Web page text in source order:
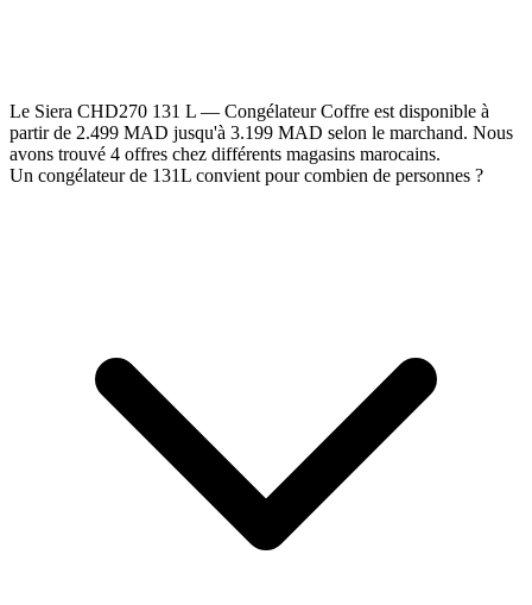
Le Siera CHD270 131 L — Congélateur Coffre est disponible à
partir de 2.499 MAD jusqu'à 3.199 MAD selon le marchand. Nous
avons trouvé 4 offres chez différents magasins marocains.
Un congélateur de 131L convient pour combien de personnes ?